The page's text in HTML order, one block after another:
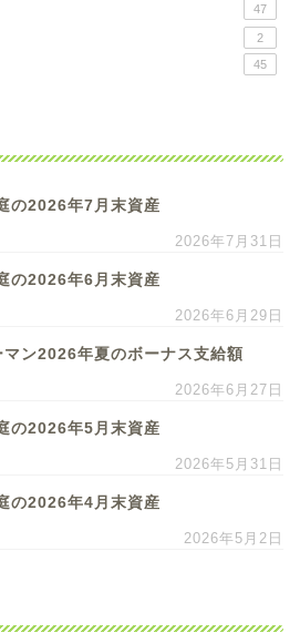
47
2
45
の2026年7月末資産
2026年7月31日
の2026年6月末資産
2026年6月29日
ン2026年夏のボーナス支給額
2026年6月27日
の2026年5月末資産
2026年5月31日
の2026年4月末資産
2026年5月2日